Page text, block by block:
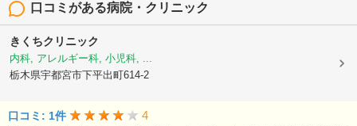
口コミがある病院・クリニック
きくちクリニック
内科, アレルギー科, 小児科, ...
栃木県宇都宮市下平出町614-2
口コミ: 1件 4